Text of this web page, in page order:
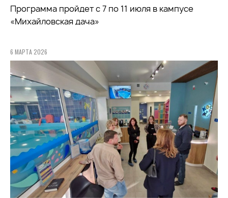
Программа пройдет с 7 по 11 июля в кампусе
«Михайловская дача»
6 МАРТА 2026